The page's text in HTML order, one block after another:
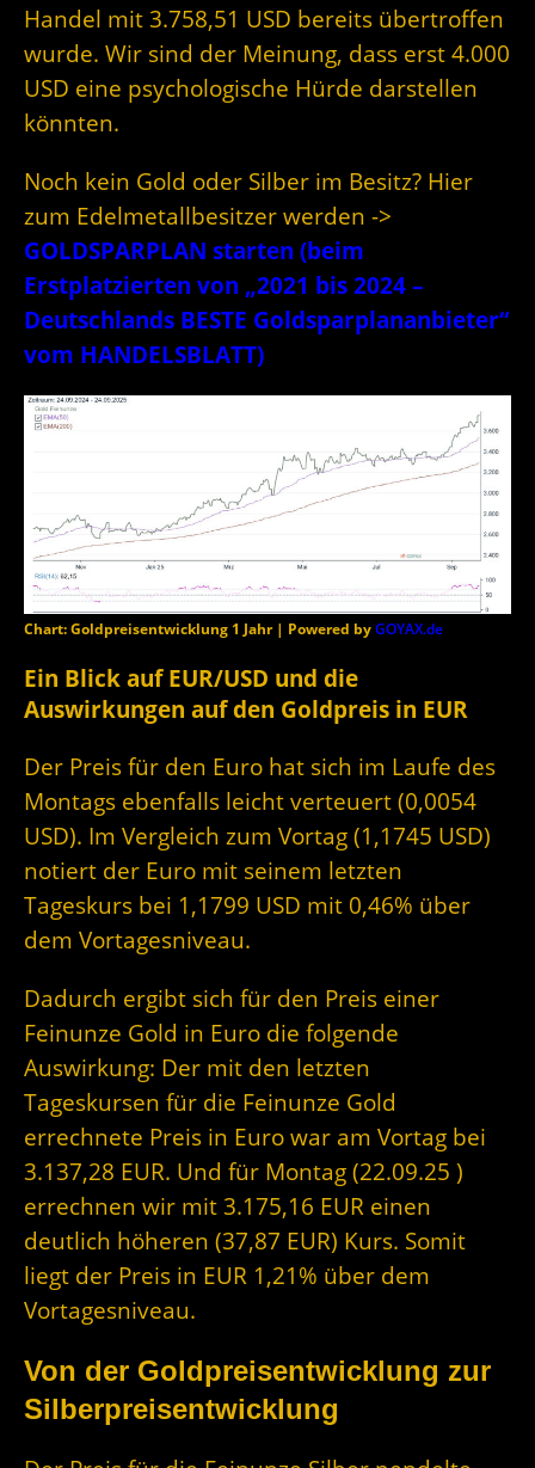
Handel mit 3.758,51 USD bereits übertroffen
wurde. Wir sind der Meinung, dass erst 4.000
USD eine psychologische Hürde darstellen
könnten.
Noch kein Gold oder Silber im Besitz? Hier
zum Edelmetallbesitzer werden ->
GOLDSPARPLAN starten (beim
Erstplatzierten von „2021 bis 2024 –
Deutschlands BESTE Goldsparplananbieter“
vom HANDELSBLATT)
Chart: Goldpreisentwicklung 1 Jahr | Powered byGOYAX.de
Ein Blick auf EUR/USD und die
Auswirkungen auf den Goldpreis in EUR
Der Preis für den Euro hat sich im Laufe des
Montags ebenfalls leicht verteuert (0,0054
USD). Im Vergleich zum Vortag (1,1745 USD)
notiert der Euro mit seinem letzten
Tageskurs bei 1,1799 USD mit 0,46% über
dem Vortagesniveau.
Dadurch ergibt sich für den Preis einer
Feinunze Gold in Euro die folgende
Auswirkung: Der mit den letzten
Tageskursen für die Feinunze Gold
errechnete Preis in Euro war am Vortag bei
3.137,28 EUR. Und für Montag (22.09.25 )
errechnen wir mit 3.175,16 EUR einen
deutlich höheren (37,87 EUR) Kurs. Somit
liegt der Preis in EUR 1,21% über dem
Vortagesniveau.
Von der Goldpreisentwicklung zur
Silberpreisentwicklung